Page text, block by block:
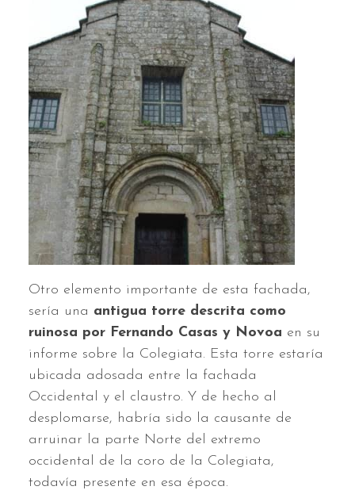
Otro elemento importante de esta fachada,
sería una antigua torre descrita como
ruinosa por Fernando Casas y Novoa en su
informe sobre la Colegiata. Esta torre estaría
ubicada adosada entre la fachada
Occidental y el claustro. Y de hecho al
desplomarse, habría sido la causante de
arruinar la parte Norte del extremo
occidental de la coro de la Colegiata,
todavía presente en esa época.